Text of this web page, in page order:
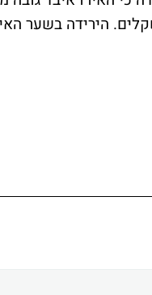
5% מרמה של 5.02 שקלים לרמה של 4.79